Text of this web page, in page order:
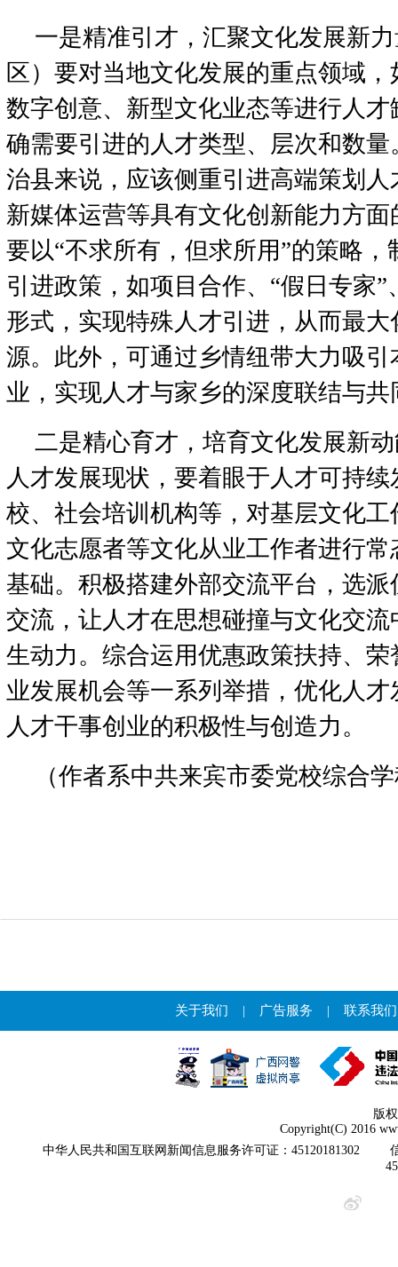
一是精准引才，汇聚文化发展新
区）要对当地文化发展的重点领域
数字创意、新型文化业态等进行人
确需要引进的人才类型、层次和数
治县来说，应该侧重引进高端策划
新媒体运营等具有文化创新能力方
要以“不求所有，但求所用”的策略
引进政策，如项目合作、“假日专家”
形式，实现特殊人才引进，从而最
源。此外，可通过乡情纽带大力吸
业，实现人才与家乡的深度联结与共
二是精心育才，培育文化发展新
人才发展现状，要着眼于人才可持
校、社会培训机构等，对基层文化
文化志愿者等文化从业工作者进行
基础。积极搭建外部交流平台，选
交流，让人才在思想碰撞与文化交
生动力。综合运用优惠政策扶持、
业发展机会等一系列举措，优化人
人才干事创业的积极性与创造力。
（作者系中共来宾市委党校综合
关于我们 | 广告服务 | 联系我们
版
Copyright(C) 2016
中华人民共和国互联网新闻信息服务许可证：45120181302